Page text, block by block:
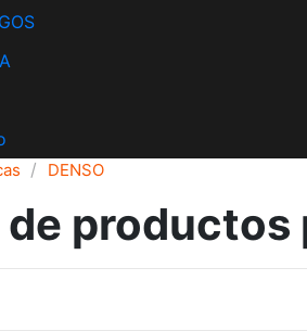
DENSO
productos